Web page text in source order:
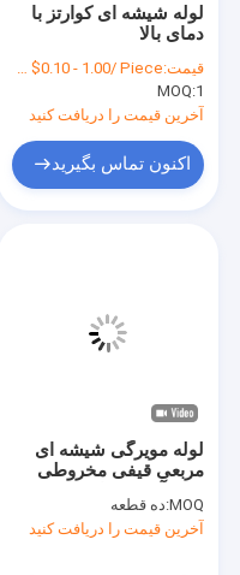
نمایش VR
درباره ما
لوله شیشه ای کوارتز با
دمای بالا
قیمت:US $0.10 - 1.00/ Piece
MOQ:1
آخرین قیمت را دریافت کنید
اکنون تماس بگیرید
لوله مویرگی شیشه ای
مربعی قیفی مخروطی
MOQ: ده قطعه
آخرین قیمت را دریافت کنید